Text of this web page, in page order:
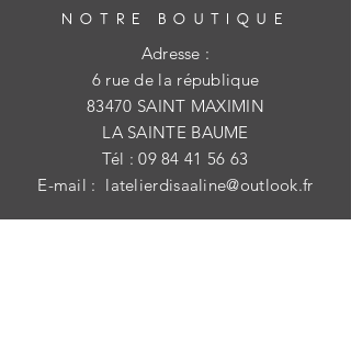
NOTRE BOUTIQUE
Adresse :
6 rue de la république
83470 SAINT MAXIMIN
LA SAINTE BAUME
Tél :09 84 41 56 63
E-mail : latelierdisaaline@outlook.fr